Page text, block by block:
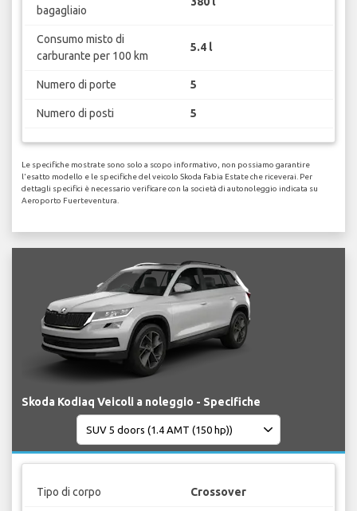
bagagliaio
Consumo misto di
carburante per 100 km
5.4 l
Numero di porte 5
Numero di posti 5
Le specifiche mostrate sono solo a scopo informativo, non possiamo garantire
l'esatto modello e le specifiche del veicolo Skoda Fabia Estate che riceverai. Per
dettagli specifici è necessario verificare con la società di autonoleggio indicata su
Aeroporto Fuerteventura.
Skoda Kodiaq Veicoli a noleggio - Specifiche
Tipo di corpo Crossover